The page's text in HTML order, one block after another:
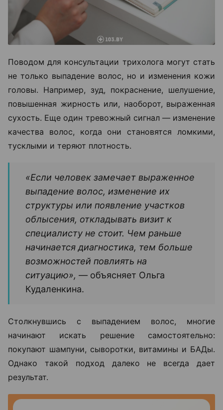
Поводом для консультации трихолога могут стать
не только выпадение волос, но и изменения кожи
головы. Например, зуд, покраснение, шелушение,
повышенная жирность или, наоборот, выраженная
сухость. Еще один тревожный сигнал — изменение
качества волос, когда они становятся ломкими,
тусклыми и теряют плотность.
«Если человек замечает выраженное
выпадение волос, изменение их
структуры или появление участков
облысения, откладывать визит к
специалисту не стоит. Чем раньше
начинается диагностика, тем больше
возможностей повлиять на
ситуацию», — объясняет Ольга
Кудаленкина.
Столкнувшись с выпадением волос, многие
начинают искать решение самостоятельно:
покупают шампуни, сыворотки, витамины и БАДы.
Однако такой подход далеко не всегда дает
результат.